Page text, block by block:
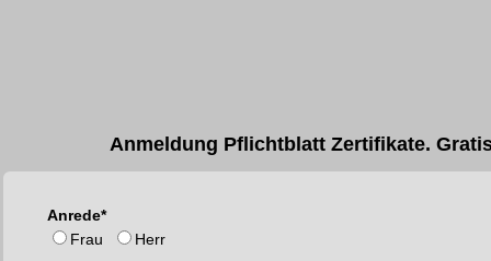
Anmeldung Pflichtblatt Zertifikate.
Anrede*
Frau
Herr